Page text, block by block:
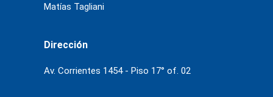
Matías Tagliani
Dirección
Av. Corrientes 1454 - Piso 17° of. 02